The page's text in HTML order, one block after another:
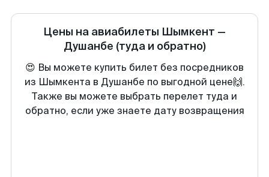
Цены на авиабилеты Шымкент —
Душанбе (туда и обратно)
😍 Вы можете купить билет без посредников
из Шымкента в Душанбе по выгодной цене🙌.
Также вы можете выбрать перелет туда и
обратно, если уже знаете дату возвращения